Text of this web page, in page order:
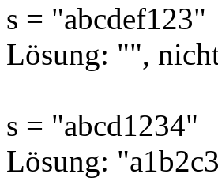
s = "abcdef123"
Lösung: "",
s = "abcd1234"
Lösung: